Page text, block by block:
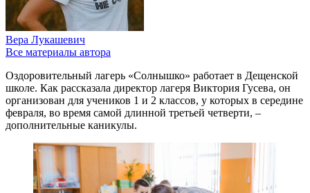
Вера Лукашевич
Все материалы автора
Оздоровительный лагерь «Солнышко» работает в Дещенской
школе. Как рассказала директор лагеря Виктория Гусева, он
организован для учеников 1 и 2 классов, у которых в середине
февраля, во время самой длинной третьей четверти, –
дополнительные каникулы.